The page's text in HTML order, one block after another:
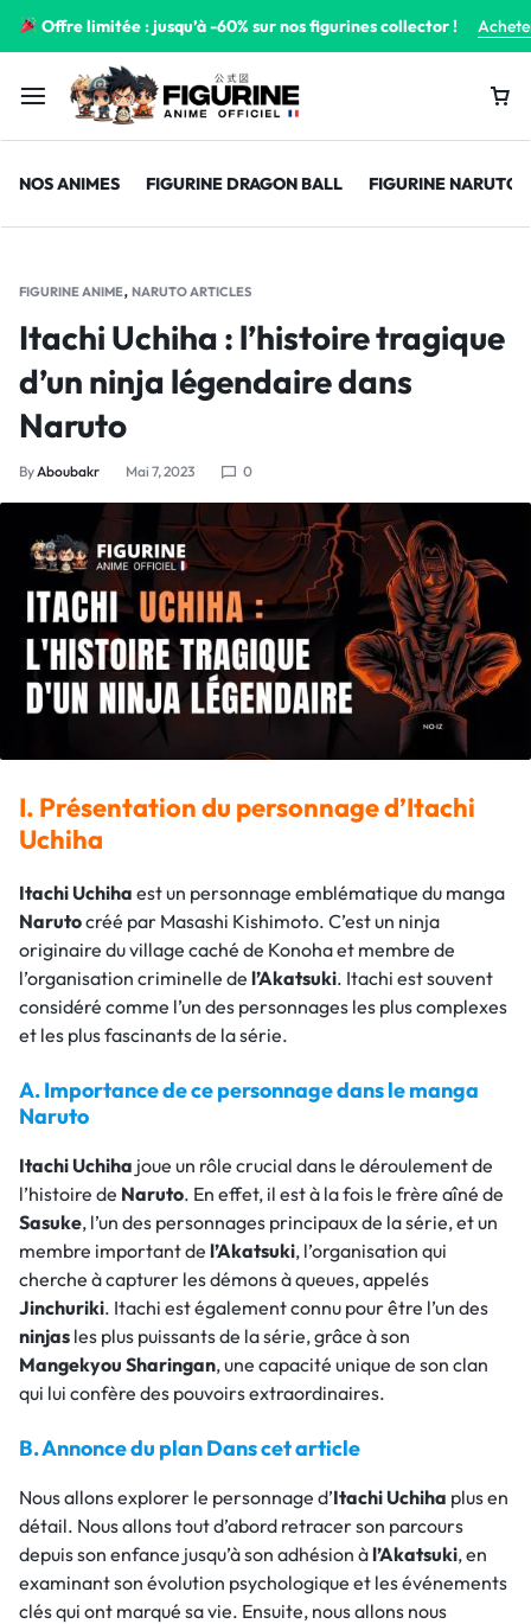
Offre limitée : jusqu’à -60% sur nos figurines collector !
NOS ANIMES FIGURINE DRAGON BALL FIGURINE NARUTO
FIGURINE ANIME, NARUTO ARTICLES
Itachi Uchiha : l’histoire tragique
d’un ninja légendaire dans
Naruto
ByAboubakr Mai 7, 2023 0
I. Présentation du personnage d’Itachi
Uchiha
Itachi Uchiha est un personnage emblématique du manga
Narutocréé par Masashi Kishimoto. C’est un ninja
originaire du village caché de Konoha et membre de
l’organisation criminelle de l’Akatsuki. Itachi est souvent
considéré comme l’un des personnages les plus complexes
et les plus fascinants de la série.
A. Importance de ce personnage dans le manga
Naruto
Itachi Uchiha joue un rôle crucial dans le déroulement de
l’histoire de Naruto. En effet, il est à la fois le frère aîné de
Sasuke, l’un des personnages principaux de la série, et un
membre important de l’Akatsuki, l’organisation qui
cherche à capturer les démons à queues, appelés
Jinchuriki. Itachi est également connu pour être l’un des
ninjas les plus puissants de la série, grâce à son
Mangekyou Sharingan, une capacité unique de son clan
qui lui confère des pouvoirs extraordinaires.
B. Annonce du plan Dans cet article
Nous allons explorer le personnage d’Itachi Uchiha plus en
détail. Nous allons tout d’abord retracer son parcours
depuis son enfance jusqu’à son adhésion àl’Akatsuki, en
examinant son évolution psychologique et les événements
clés qui ont marqué sa vie. Ensuite, nous allons nous